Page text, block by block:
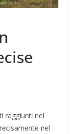
raggiunti nel
nel